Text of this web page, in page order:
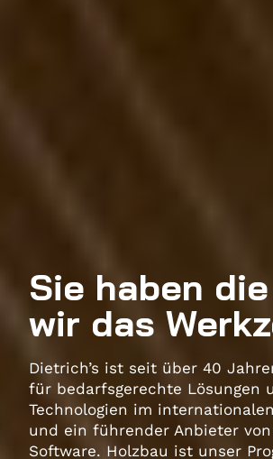
Sie haben
wir das
Dietrich’s ist seit über 40
für bedarfsgerechte Lösungen
Technologien im
und ein führender Anbieter von
Software. Holzbau ist unser